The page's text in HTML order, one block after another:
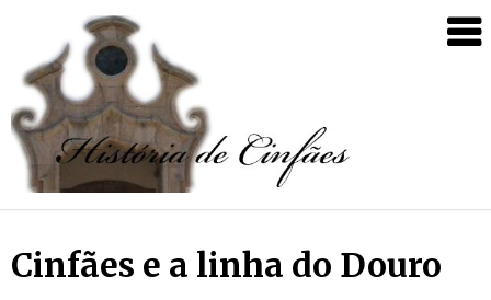
Cinfães e a linha do Douro